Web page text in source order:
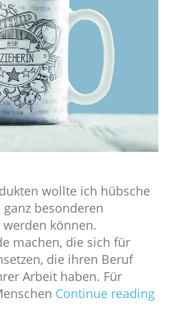
wollte ich hübsche
besonderen
können.
machen, die sich für
die ihren Beruf
Arbeit haben. Für
Continue reading